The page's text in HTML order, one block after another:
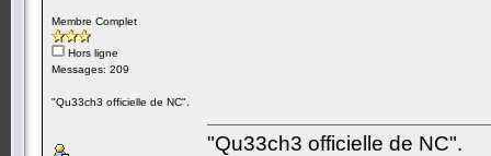
Membre Complet
Hors ligne
Messages: 209
"Qu33ch3 officielle de NC".
"Qu33ch3 officielle de NC".